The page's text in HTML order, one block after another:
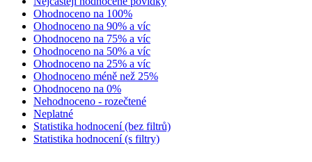
Ohodnoceno na 100%
Ohodnoceno na 90% a víc
Ohodnoceno na 75% a víc
Ohodnoceno na 50% a víc
Ohodnoceno na 25% a víc
Ohodnoceno méně než 25%
Ohodnoceno na 0%
Nehodnoceno - rozečtené
Neplatné
Statistika hodnocení (bez filtrů)
Statistika hodnocení (s filtry)